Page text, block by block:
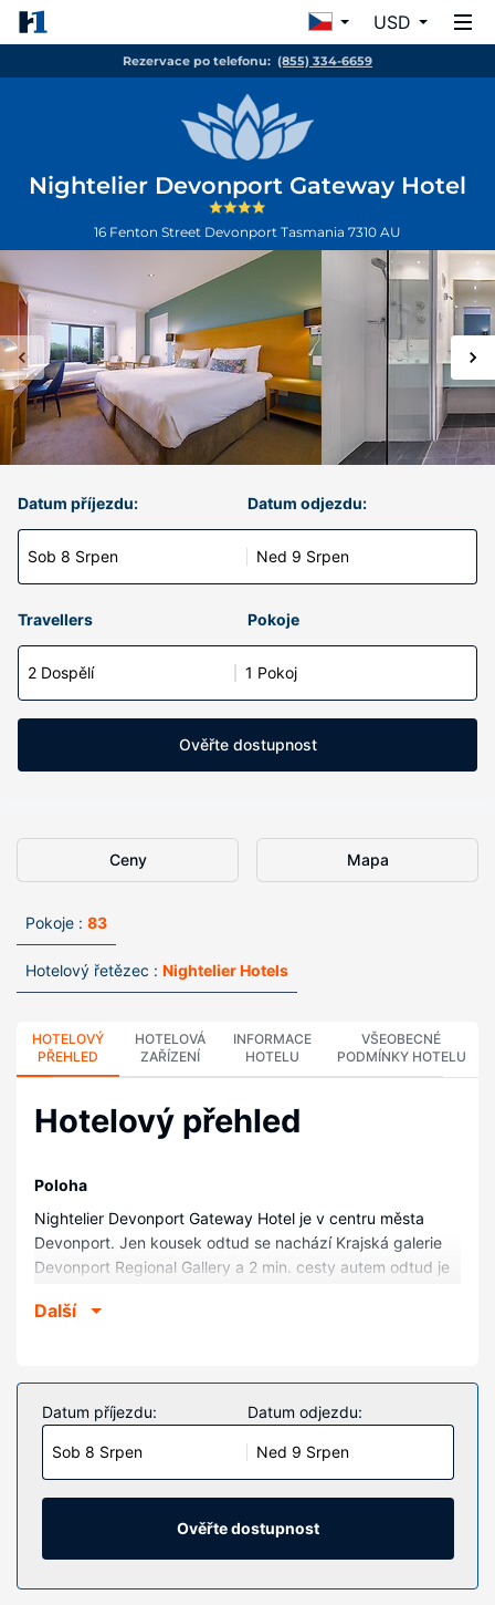
USD
Rezervace po telefonu: (855) 334-6659
Nightelier Devonport Gateway Hotel
16 Fenton Street Devonport Tasmania 7310 AU
Datum příjezdu:
Sob 8 Srpen
Datum odjezdu:
Ned 9 Srpen
Travellers Pokoje
2 Dospělí 1 Pokoj
Ověřte dostupnost
Ceny Mapa
Pokoje : 83
Hotelový řetězec : Nightelier Hotels
HOTELOVÝ
PŘEHLED
HOTELOVÁ
ZAŘÍZENÍ
INFORMACE
HOTELU
VŠEOBECNÉ
PODMÍNKY HOTELU
Hotelový přehled
Poloha
Nightelier Devonport Gateway Hotel je v centru města
Devonport. Jen kousek odtud se nachází Krajská galerie
Devonport Regional Gallery a 2 min. cesty autem odtud je
golfovým hřištěm se nachází 1,7 km od Pláž Bluff a 2,3 km
V jednom z 83 klimatizovaných pokojů se budete cítit jako
doma. Spojen¡ se světem vám zajistí bezdrátový internet
zdarma. Další užitečné vybavení a služby: vestavěný
trezor, žehlička a žehlicí prkno a telefon (místními hovory
Vybavení nemovitosti
Kromě golfového hřiště můžete využít řadu dalších
Další
Datum příjezdu:
Sob 8 Srpen
Datum odjezdu:
Ned 9 Srpen
Ověřte dostupnost